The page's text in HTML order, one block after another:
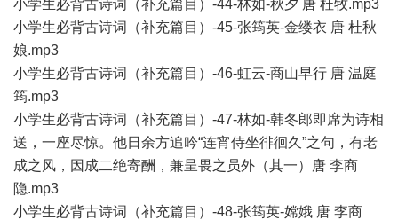
小学生必背古诗词（补充篇目）-44-林如-秋夕 唐 杜牧.mp3
小学生必背古诗词（补充篇目）-45-张筠英-金缕衣 唐 杜秋
娘.mp3
小学生必背古诗词（补充篇目）-46-虹云-商山早行 唐 温庭
筠.mp3
小学生必背古诗词（补充篇目）-47-林如-韩冬郎即席为诗相
送，一座尽惊。他日余方追吟“连宵侍坐徘徊久”之句，有老
成之风，因成二绝寄酬，兼呈畏之员外（其一）唐 李商
隐.mp3
小学生必背古诗词（补充篇目）-48-张筠英-嫦娥 唐 李商